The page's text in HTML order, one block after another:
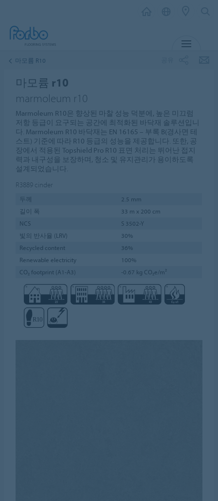
마모륨 R10
마모륨 r10
marmoleum r10
Marmoleum R10은 향상된 마찰 성능 덕분에, 높은 미끄럼
저항 등급이 요구되는 공간에 최적화된 바닥재 솔루션입니
다. Marmoleum R10 바닥재는 EN 16165 – 부록 B(경사면 테
스트) 기준에 따라 R10 등급의 성능을 제공합니다. 또한, 공
장에서 적용된 Topshield Pro R10 표면 처리는 뛰어난 접지
력과 내구성을 보장하며, 청소 및 유지관리가 용이하도록
설계되었습니다.
R3889 cinder
두께
2.5 mm
길이 폭
33 m x 200 cm
NCS
S 3502-Y
빛의 반사율 (LRV)
30%
Recycled content
36%
Renewable electricity
100%
CO₂ footprint (A1-A3)
-0.67 kg CO₂e/m²